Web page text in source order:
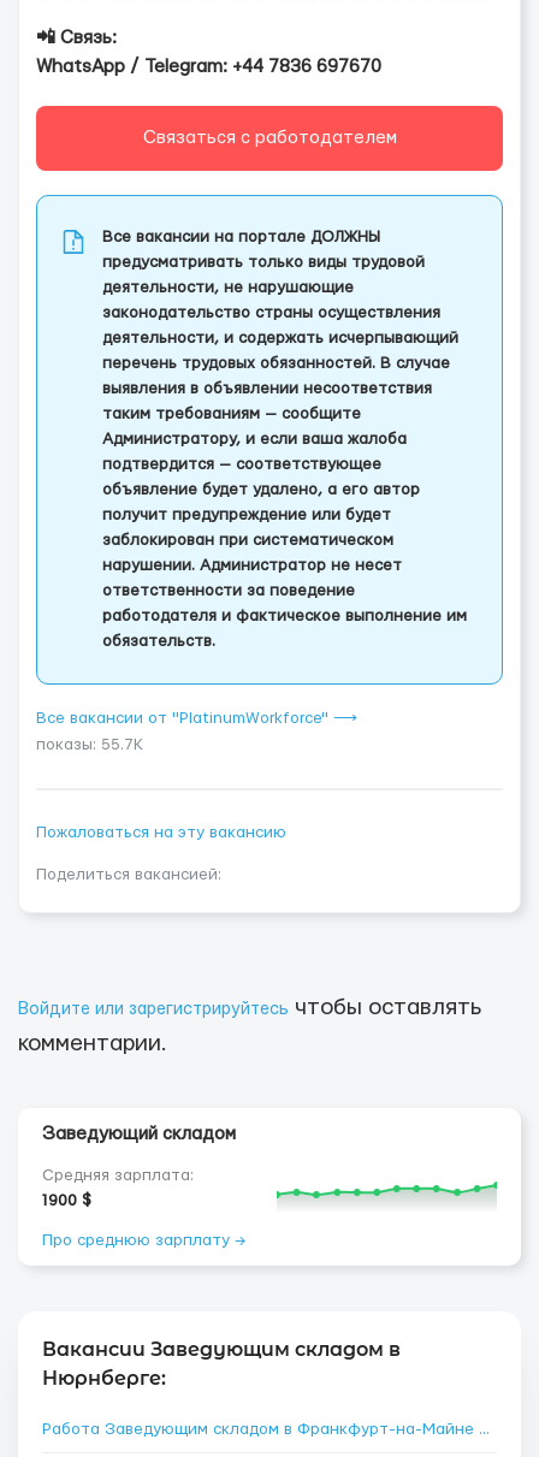
📲 Связь:
WhatsApp / Telegram: +44 7836 697670
Связаться с работодателем
Все вакансии на портале ДОЛЖНЫ
предусматривать только виды трудовой
деятельности, не нарушающие
законодательство страны осуществления
деятельности, и содержать исчерпывающий
перечень трудовых обязанностей. В случае
выявления в объявлении несоответствия
таким требованиям — сообщите
Администратору, и если ваша жалоба
подтвердится — соответствующее
объявление будет удалено, а его автор
получит предупреждение или будет
заблокирован при систематическом
нарушении. Администратор не несет
ответственности за поведение
работодателя и фактическое выполнение им
обязательств.
Все вакансии от "PlatinumWorkforce" ⟶
показы: 55.7K
Пожаловаться на эту вакансию
Поделиться вакансией:
Войдите или зарегистрируйтесь чтобы оставлять
комментарии.
Заведующий складом
Средняя зарплата:
1900 $
Про среднюю зарплату →
Вакансии Заведующим складом в
Нюрнберге:
Работа Заведующим складом в Франкфурт-на-Майне→